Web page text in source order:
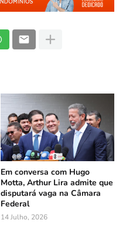
Em conversa com Hugo
Motta, Arthur Lira admite que
disputará vaga na Câmara
Federal
14 Julho, 2026